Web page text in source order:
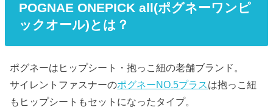
POGNAE ONEPICK all(ポグネーワンピ
ックオール)とは？
ポグネーはヒップシート・抱っこ紐の老舗ブランド。
サイレントファスナーのポグネーNO.5プラスは抱っこ紐
もヒップシートもセットになったタイプ。